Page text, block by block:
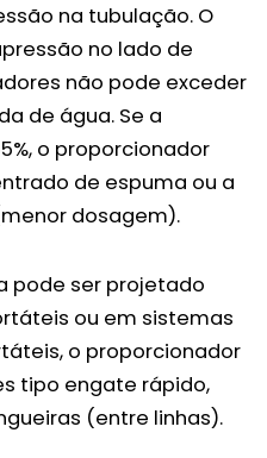
na tubulação. O
no lado de
não pode exceder
de água. Se a
o proporcionador
de espuma ou a
dosagem).
pode ser projetado
ou em sistemas
o proporcionador
tipo engate rápido,
(entre linhas).